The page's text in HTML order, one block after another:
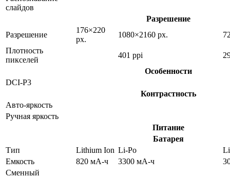
слайдов
Разрешение
Разрешение
176×220
px.
1080×2160 px.
Плотность
пикселей
401 ppi
Особенности
DCI-P3
Контрастность
Авто-яркость
Ручная яркость
Питание
Батарея
Тип
Lithium Ion Li-Po
Емкость
820 мА-ч 3300 мА-ч
Сменный